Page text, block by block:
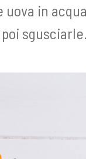
uova in